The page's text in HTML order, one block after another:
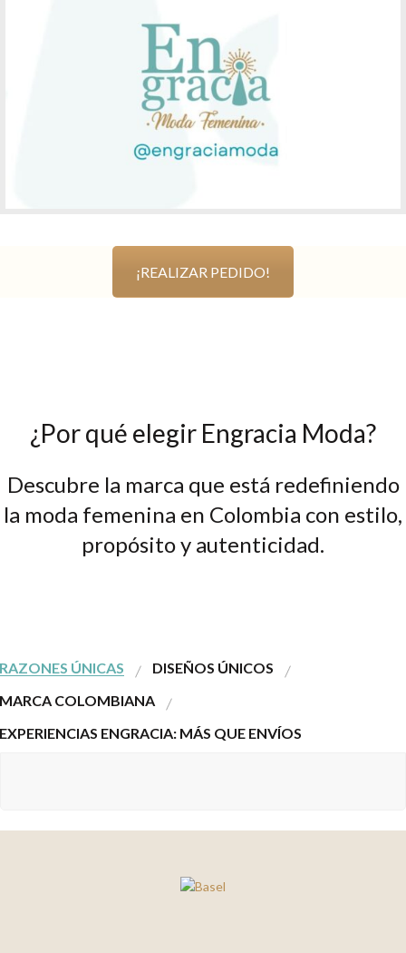
¡REALIZAR PEDIDO!
¿Por qué elegir Engracia Moda?
Descubre la marca que está redefiniendo
la moda femenina en Colombia con estilo,
propósito y autenticidad.
RAZONES ÚNICAS
DISEÑOS ÚNICOS
MARCA COLOMBIANA
EXPERIENCIAS ENGRACIA: MÁS QUE ENVÍOS